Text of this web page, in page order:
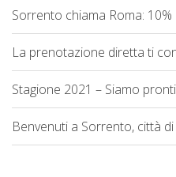
Sorrento chiama Roma:
La prenotazione diretta ti
Stagione 2021 – Siamo
Benvenuti a Sorrento, città